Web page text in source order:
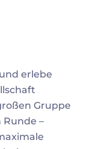
erlebe
Gruppe
–